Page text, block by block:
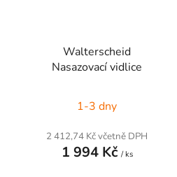
Walterscheid
Nasazovací vidlice
1-3 dny
2 412,74 Kč včetně DPH
1 994 Kč / ks